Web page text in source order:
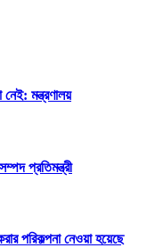
নেই: মন্ত্রণালয়
প্রতিমন্ত্রী
পরিকল্পনা নেওয়া হয়েছে